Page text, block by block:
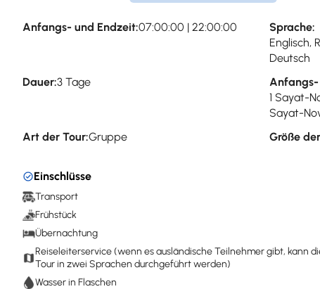
Anfangs- und Endzeit:07:00:00 | 22:00:00
Sprache:
Englisch,
Deutsch
Dauer:3 Tage
Anfangs-
1 Sayat-
Sayat-
Art der Tour:Gruppe Größe
Einschlüsse
Transport
Frühstück
Übernachtung
Reiseleiterservice (wenn es ausländische Teilnehmer gibt, kann
Tour in zwei Sprachen durchgeführt werden)
Wasser in Flaschen